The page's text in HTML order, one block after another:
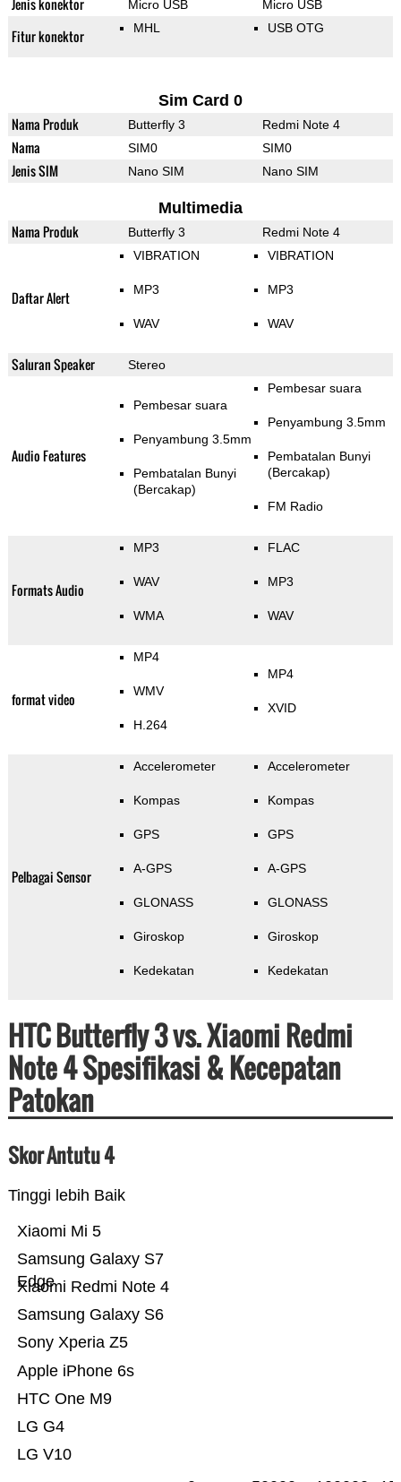
Jenis konektor Micro USB Micro USB
Fitur konektor MHL USB OTG
Sim Card 0
Nama Produk Butterfly 3 Redmi Note 4
Nama SIM0 SIM0
Jenis SIM Nano SIM Nano SIM
Multimedia
Nama Produk Butterfly 3 Redmi Note 4
Daftar Alert
VIBRATION
MP3
WAV
VIBRATION
MP3
WAV
Saluran Speaker Stereo
Audio Features
Pembesar suara
Penyambung 3.5mm
Pembatalan Bunyi
(Bercakap)
Pembesar suara
Penyambung 3.5mm
Pembatalan Bunyi
(Bercakap)
FM Radio
Formats Audio
MP3
WAV
WMA
FLAC
MP3
WAV
format video
MP4
WMV
H.264
MP4
XVID
Pelbagai Sensor
Accelerometer
Kompas
GPS
A-GPS
GLONASS
Giroskop
Kedekatan
Accelerometer
Kompas
GPS
A-GPS
GLONASS
Giroskop
Kedekatan
HTC Butterfly 3 vs. Xiaomi Redmi
Note 4 Spesifikasi & Kecepatan
Patokan
Skor Antutu 4
Tinggi lebih Baik
LG V10
LG G4
HTC One M9
Apple iPhone 6s
Sony Xperia Z5
Samsung Galaxy S6
Xiaomi Redmi Note 4
Samsung Galaxy S7
Edge
Xiaomi Mi 5